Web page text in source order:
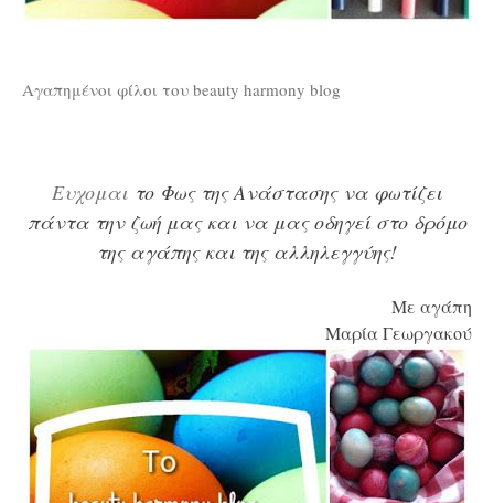
Αγαπημένοι φίλοι του beauty harmony blog
Eυχομαι το Φως της Ανάστασης να φωτίζει
πάντα την ζωή μας και να μας οδηγεί στο δρόμο
της αγάπης και της αλληλεγγύης!
Με αγάπη
Μαρία Γεωργακού